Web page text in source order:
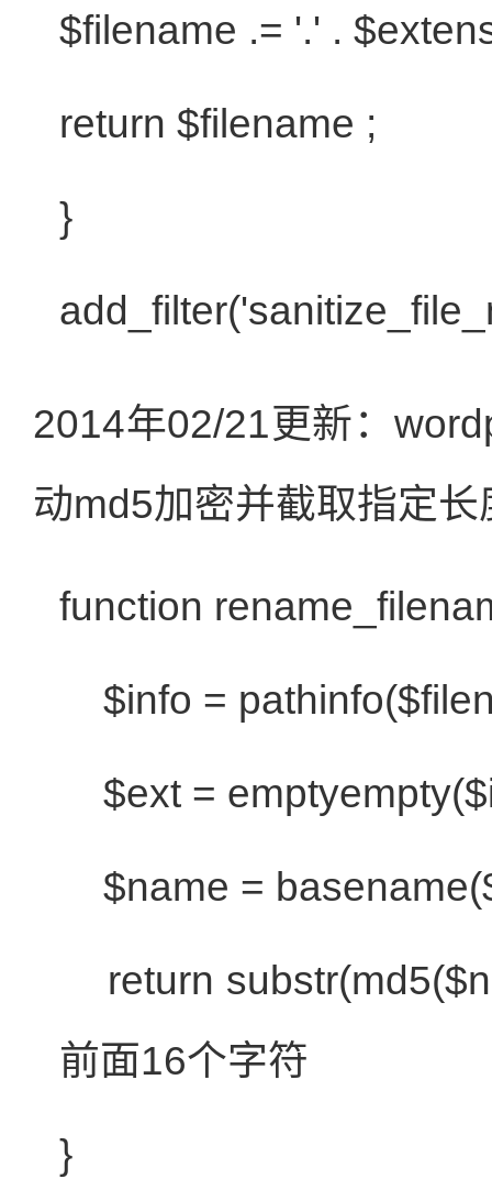
$filename .= '.' .
return $filename ;
}
2014年02/21更新：
动md5加密并截取指定长
function
$info = pathinfo(
$ext = emptyempty(
$name = basename(
return substr(md5(
前面16个字符
}